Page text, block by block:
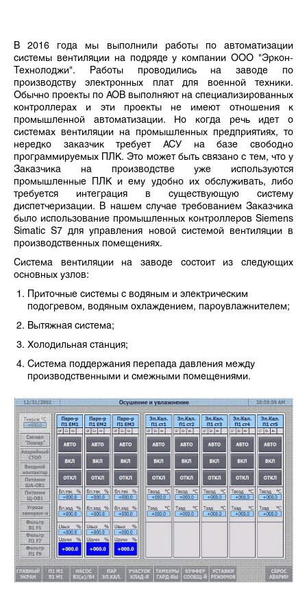
В 2016 года мы выполнили работы по автоматизации
системы вентиляции на подряде у компании ООО "Эркон-
Технолоджи". Работы проводились на заводе по
производству электронных плат для военной техники.
Обычно проекты по АОВ выполняют на специализированных
контроллерах и эти проекты не имеют отношения к
промышленной автоматизации. Но когда речь идет о
системах вентиляции на промышленных предприятиях, то
нередко заказчик требует АСУ на базе свободно
программируемых ПЛК. Это может быть связано с тем, что у
Заказчика на производстве уже используются
промышленные ПЛК и ему удобно их обслуживать, либо
требуется интеграция в существующую систему
диспетчеризации. В нашем случае требованием Заказчика
было использование промышленных контроллеров Siemens
Simatic S7 для управления новой системой вентиляции в
производственных помещениях.
Система вентиляции на заводе состоит из следующих
основных узлов:
Приточные системы с водяным и электрическим
подогревом, водяным охлаждением, пароувлажнителем;
Вытяжная система;
Холодильная станция;
Система поддержания перепада давления между
производственными и смежными помещениями.